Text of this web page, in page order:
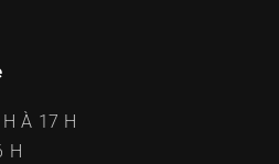
À 17 H
H